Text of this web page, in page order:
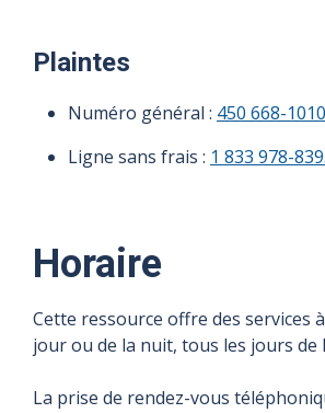
Plaintes
Numéro général : 450 668-1010
Ligne sans frais : 1 833 978-
Horaire
Cette ressource offre des services
jour ou de la nuit, tous les jours de
La prise de rendez-vous